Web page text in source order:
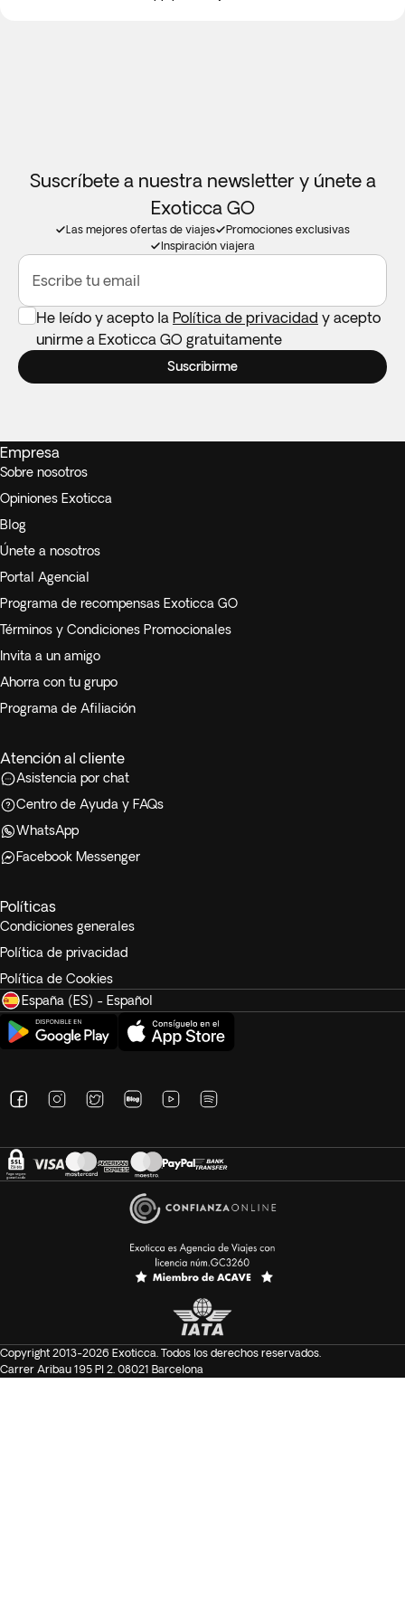
Suscríbete a nuestra newsletter y únete a
Exoticca GO
Las mejores ofertas de viajes
Promociones exclusivas
Inspiración viajera
Escribe tu email
He leído y acepto la Política de privacidad y acepto
unirme a Exoticca GO gratuitamente
Suscribirme
Empresa
Sobre nosotros
Opiniones Exoticca
Blog
Únete a nosotros
Portal Agencial
Programa de recompensas Exoticca GO
Términos y Condiciones Promocionales
Invita a un amigo
Ahorra con tu grupo
Programa de Afiliación
Atención al cliente
Asistencia por chat
Centro de Ayuda y FAQs
WhatsApp
Facebook Messenger
Políticas
Condiciones generales
Política de privacidad
Política de Cookies
España (ES) - Español
Copyright 2013-2026 Exoticca. Todos los derechos reservados.
Carrer Aribau 195 Pl 2. 08021 Barcelona